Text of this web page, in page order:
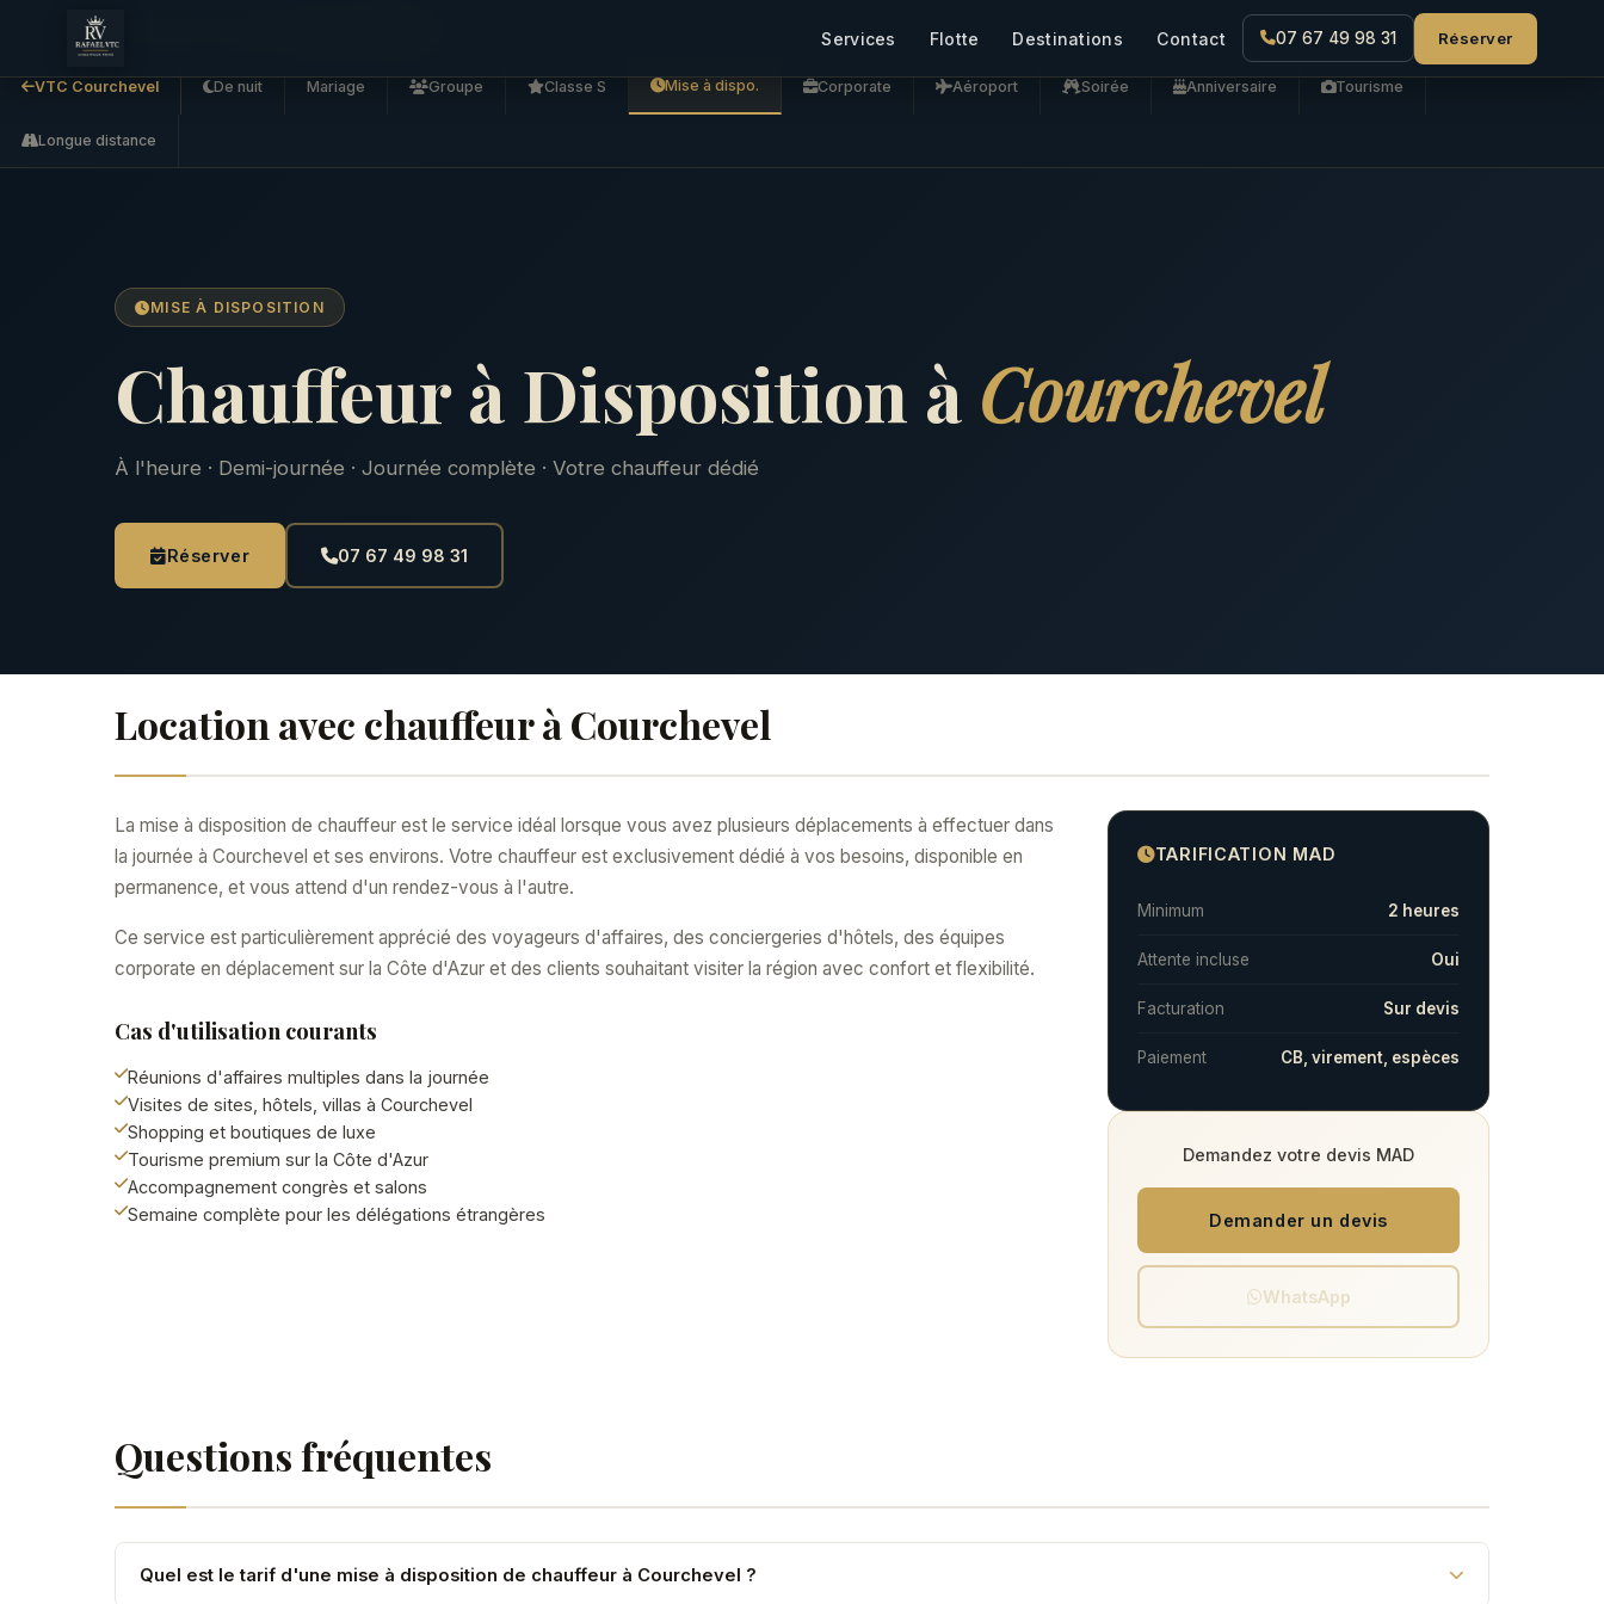
Services Flotte Destinations Contact 07 67 49 98 31 Réserver
VTC Courchevel De nuit Mariage Groupe Classe S Mise à dispo. Corporate Aéroport Soirée Anniversaire Tourisme
Longue distance
MISE À DISPOSITION
Chauffeur à Disposition à Courchevel
À l'heure · Demi-journée · Journée complète · Votre chauffeur dédié
Réserver 07 67 49 98 31
Location avec chauffeur à Courchevel
La mise à disposition de chauffeur est le service idéal lorsque vous avez plusieurs déplacements à effectuer dans
la journée à Courchevel et ses environs. Votre chauffeur est exclusivement dédié à vos besoins, disponible en
permanence, et vous attend d'un rendez-vous à l'autre.
Ce service est particulièrement apprécié des voyageurs d'affaires, des conciergeries d'hôtels, des équipes
corporate en déplacement sur la Côte d'Azur et des clients souhaitant visiter la région avec confort et flexibilité.
Cas d'utilisation courants
Réunions d'affaires multiples dans la journée
Visites de sites, hôtels, villas à Courchevel
Shopping et boutiques de luxe
Tourisme premium sur la Côte d'Azur
Accompagnement congrès et salons
Semaine complète pour les délégations étrangères
TARIFICATION MAD
Minimum 2 heures
Attente incluse Oui
Facturation Sur devis
Paiement CB, virement, espèces
Demandez votre devis MAD
Demander un devis
WhatsApp
Questions fréquentes
Quel est le tarif d'une mise à disposition de chauffeur à Courchevel ?